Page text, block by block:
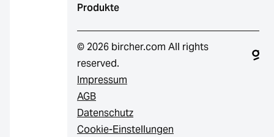
Produkte
© 2026 bircher.com All rights
reserved.
Impressum
AGB
Datenschutz
Cookie-Einstellungen